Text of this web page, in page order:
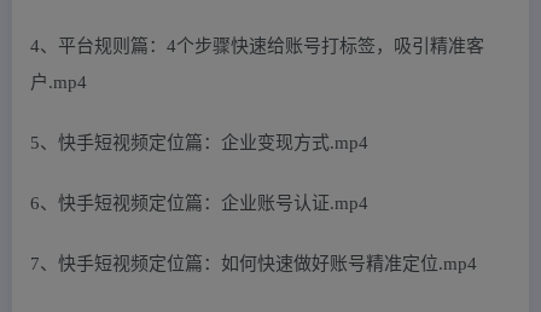
4、平台规则篇：4个步骤快速给账号打标签，吸引精准客
户.mp4
5、快手短视频定位篇：企业变现方式.mp4
6、快手短视频定位篇：企业账号认证.mp4
7、快手短视频定位篇：如何快速做好账号精准定位.mp4